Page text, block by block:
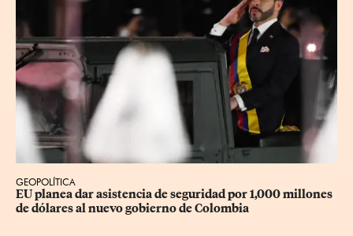
GEOPOLÍTICA
EU planea dar asistencia de seguridad por 1,000 millones
de dólares al nuevo gobierno de Colombia